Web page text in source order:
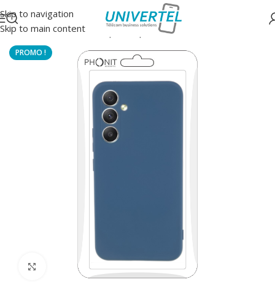
Skip to navigation
Skip to main content
Accueil/Protections Coque souple couleur
Click to enlarge